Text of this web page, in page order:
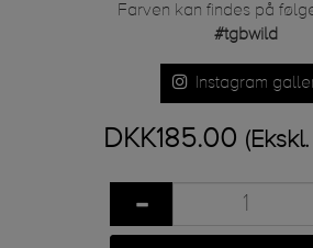
Farven kan findes på
#tgbwild
Instagram
DKK185.00